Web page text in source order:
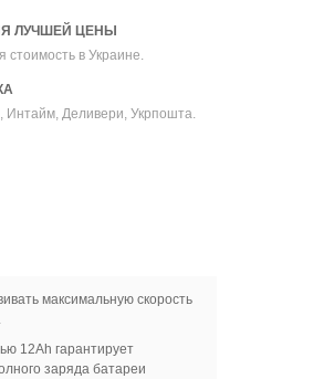
ЛУЧШЕЙ ЦЕНЫ
стоимость в Украине.
Интайм, Деливери, Укрпошта.
максимальную скорость
12Ah гарантирует
заряда батареи